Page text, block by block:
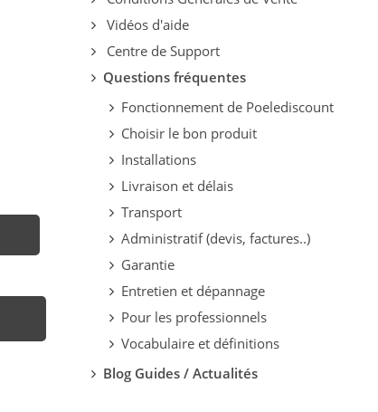
Vidéos d'aide
Centre de Support
Questions fréquentes
Fonctionnement de Poelediscount
Choisir le bon produit
Installations
Livraison et délais
Transport
Administratif (devis, factures..)
Garantie
Entretien et dépannage
Pour les professionnels
Vocabulaire et définitions
Blog Guides / Actualités